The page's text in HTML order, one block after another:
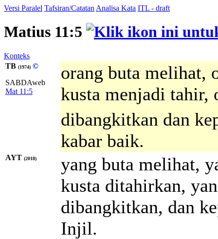
Versi Paralel Tafsiran/Catatan Analisa Kata ITL - draft
Matius 11:5
Konteks
TB (1974) ©
SABDAweb
Mat 11:5
orang buta melihat,
kusta menjadi tahir,
dibangkitkan dan
kabar baik.
AYT (2018)
yang buta melihat,
kusta ditahirkan,
dibangkitkan, dan
Injil.